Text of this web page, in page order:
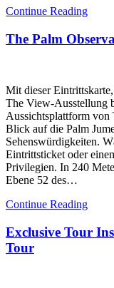
Continue Reading
The Palm
Mit dieser
The View-Ausstellung
Aussichtsplattform von
Blick auf die Palm
Sehenswürdigkeiten.
Eintrittsticket oder
Privilegien. In 240
Ebene 52 des…
Continue Reading
Exclusive Tour
Tour